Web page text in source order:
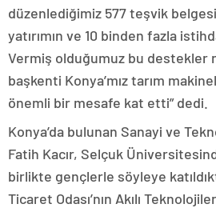
düzenlediğimiz 577 teşvik
yatırımın ve 10 binden fazla
Vermiş olduğumuz bu destekler
başkenti Konya’mız tarım
önemli bir mesafe kat etti” dedi.
Konya’da bulunan Sanayi ve
Fatih Kacır, Selçuk
birlikte gençlerle söyleye
Ticaret Odası’nın Akılı